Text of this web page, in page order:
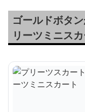
ゴールドボタ
リーツミニス